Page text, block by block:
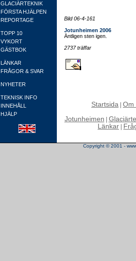
GLACIÄRTEKNIK
FÖRSTA HJÄLPEN
REPORTAGE
TOPP 10
VYKORT
GÄSTBOK
LÄNKAR
FRÅGOR & SVAR
NYHETER
TEKNISK INFO
INNEHÅLL
HJÄLP
Bild 06-4-161
Jotunheimen 2006
Äntligen sten igen.
2737 träffar
Startsida Om
Jotunheimen
Länkar
Copyright © 2001 -